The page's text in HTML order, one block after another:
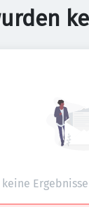
keine